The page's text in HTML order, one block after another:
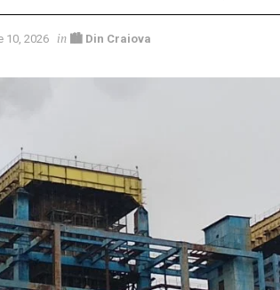
10, 2026 in 🏙 Din Craiova